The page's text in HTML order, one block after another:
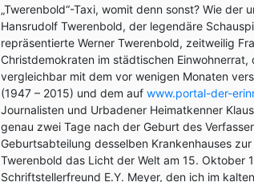
„Twerenbold“-Taxi, womit denn sonst? Wie der
Hansrudolf Twerenbold, der legendäre
repräsentierte Werner Twerenbold, zeitweilig
Christdemokraten im städtischen
vergleichbar mit dem vor wenigen Monaten
(1947 – 2015) und dem auf www.portal-der-
Journalisten und Urbadener Heimatkenner
genau zwei Tage nach der Geburt des
Geburtsabteilung desselben Krankenhauses
Twerenbold das Licht der Welt am 15. Oktober
Schriftstellerfreund E.Y. Meyer, den ich im